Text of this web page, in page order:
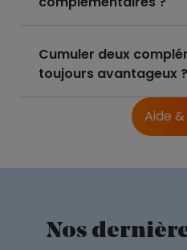
Cumuler deux
toujours avantageux ?
Aide &
Nos